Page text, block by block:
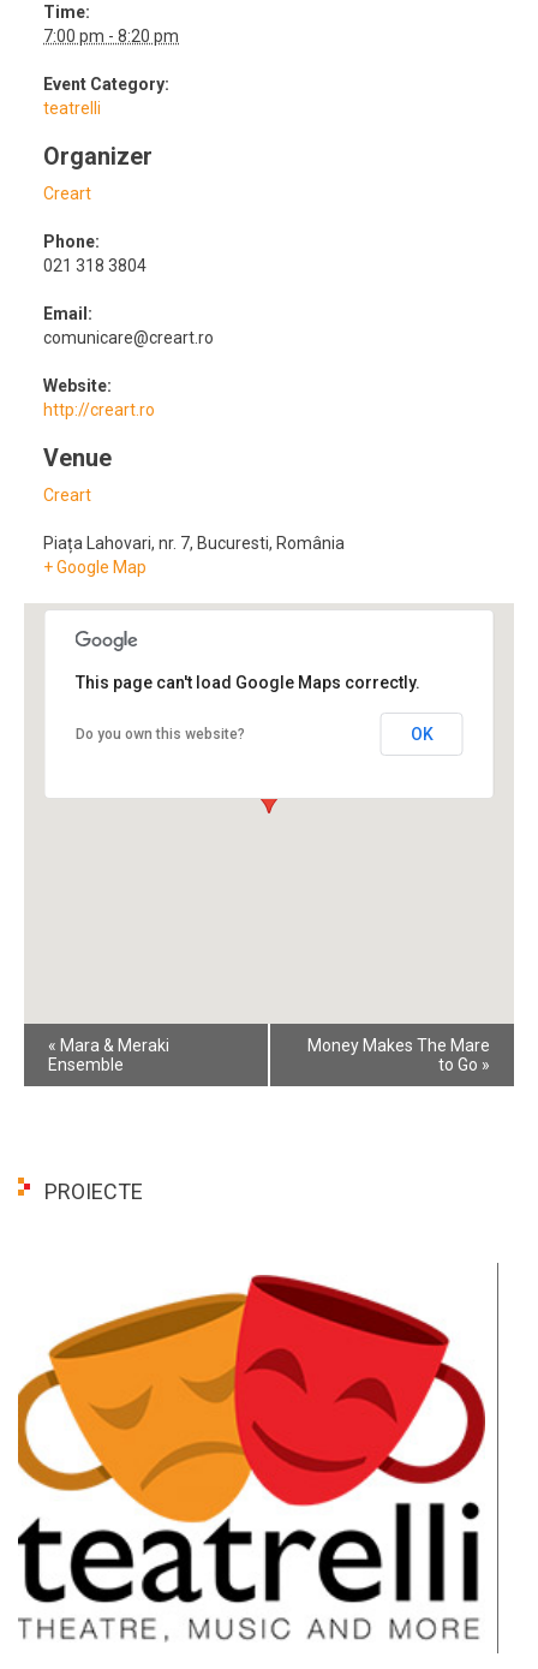
Time:
7:00 pm - 8:20 pm
Event Category:
teatrelli
Organizer
Creart
Phone:
021 318 3804
Email:
comunicare@creart.ro
Website:
http://creart.ro
Venue
Creart
Piața Lahovari, nr. 7, Bucuresti, România
+ Google Map
This page can't load Google Maps correctly.
Do you own this website? OK
Event
Navigation
« Mara & Meraki
Ensemble
Money Makes The Mare
to Go »
PROIECTE